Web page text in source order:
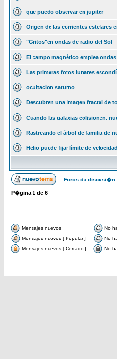
que puedo observar en jupiter
Origen de las corrientes estelares
"Gritos"en ondas de radio del Sol
El campo magnético emplea
Las primeras fotos lunares
ocultacion saturno
Descubren una imagen fractal de
Cuando las galaxias colisionen,
Rastreando el árbol de familia de
Helio puede fijar límite de
Foros de discusi�n
P�gina 1 de 6
Mensajes nuevos No
Mensajes nuevos [ Popular ]
No
Mensajes nuevos [ Cerrado ]
No